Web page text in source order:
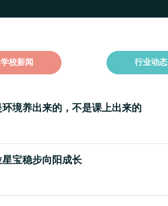
学校新闻 行业动态
境养出来的，不是课上出来的
宝稳步向阳成长